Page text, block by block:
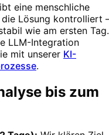
eine menschliche
Lösung kontrolliert
wie am ersten Tag.
LLM-Integration
mit unserer KI-
.
bis zum